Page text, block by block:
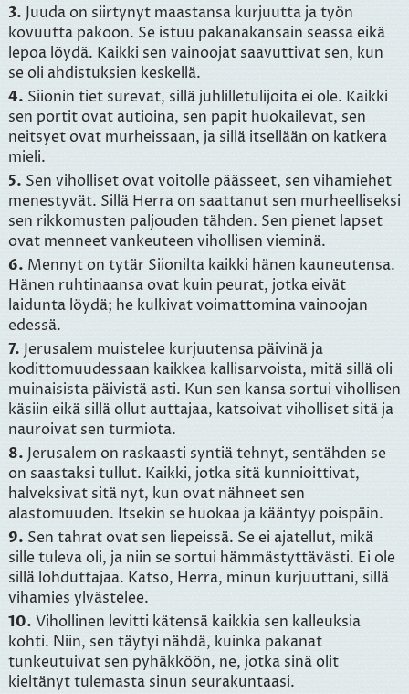
3. Juuda on siirtynyt maastansa kurjuutta ja työn
kovuutta pakoon. Se istuu pakanakansain seassa eikä
lepoa löydä. Kaikki sen vainoojat saavuttivat sen, kun
se oli ahdistuksien keskellä.
4. Siionin tiet surevat, sillä juhlilletulijoita ei ole. Kaikki
sen portit ovat autioina, sen papit huokailevat, sen
neitsyet ovat murheissaan, ja sillä itsellään on katkera
mieli.
5. Sen viholliset ovat voitolle päässeet, sen vihamiehet
menestyvät. Sillä Herra on saattanut sen murheelliseksi
sen rikkomusten paljouden tähden. Sen pienet lapset
ovat menneet vankeuteen vihollisen vieminä.
6. Mennyt on tytär Siionilta kaikki hänen kauneutensa.
Hänen ruhtinaansa ovat kuin peurat, jotka eivät
laidunta löydä; he kulkivat voimattomina vainoojan
edessä.
7. Jerusalem muistelee kurjuutensa päivinä ja
kodittomuudessaan kaikkea kallisarvoista, mitä sillä oli
muinaisista päivistä asti. Kun sen kansa sortui vihollisen
käsiin eikä sillä ollut auttajaa, katsoivat viholliset sitä ja
nauroivat sen turmiota.
8. Jerusalem on raskaasti syntiä tehnyt, sentähden se
on saastaksi tullut. Kaikki, jotka sitä kunnioittivat,
halveksivat sitä nyt, kun ovat nähneet sen
alastomuuden. Itsekin se huokaa ja kääntyy poispäin.
9. Sen tahrat ovat sen liepeissä. Se ei ajatellut, mikä
sille tuleva oli, ja niin se sortui hämmästyttävästi. Ei ole
sillä lohduttajaa. Katso, Herra, minun kurjuuttani, sillä
vihamies ylvästelee.
10. Vihollinen levitti kätensä kaikkia sen kalleuksia
kohti. Niin, sen täytyi nähdä, kuinka pakanat
tunkeutuivat sen pyhäkköön, ne, jotka sinä olit
kieltänyt tulemasta sinun seurakuntaasi.